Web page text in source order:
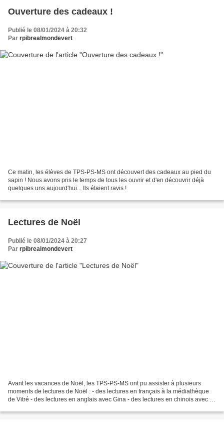
Ouverture des cadeaux !
Publié le 08/01/2024 à 20:32
Par rpibrealmondevert
Ce matin, les élèves de TPS-PS-MS ont découvert des cadeaux au pied du
sapin ! Nous avons pris le temps de tous les ouvrir et d'en découvrir déjà
quelques uns aujourd'hui... Ils étaient ravis !
Lectures de Noël
Publié le 08/01/2024 à 20:27
Par rpibrealmondevert
Avant les vacances de Noël, les TPS-PS-MS ont pu assister à plusieurs
moments de lectures de Noël : - des lectures en français à la médiathèque
de Vitré - des lectures en anglais avec Gina - des lectures en chinois avec la